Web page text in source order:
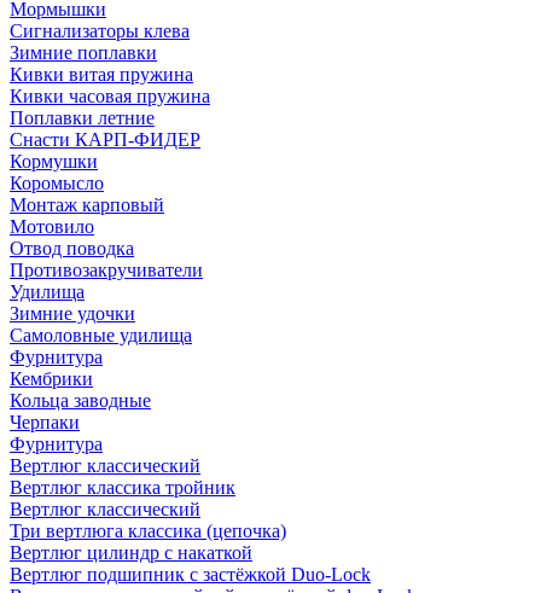
Мормышки
Сигнализаторы клева
Зимние поплавки
Кивки витая пружина
Кивки часовая пружина
Поплавки летние
Снасти КАРП-ФИДЕР
Кормушки
Коромысло
Монтаж карповый
Мотовило
Отвод поводка
Противозакручиватели
Удилища
Зимние удочки
Самоловные удилища
Фурнитура
Кембрики
Кольца заводные
Черпаки
Фурнитура
Вертлюг классический
Вертлюг классика тройник
Вертлюг классический
Три вертлюга классика (цепочка)
Вертлюг цилиндр с накаткой
Вертлюг подшипник с застёжкой Duo-Lock